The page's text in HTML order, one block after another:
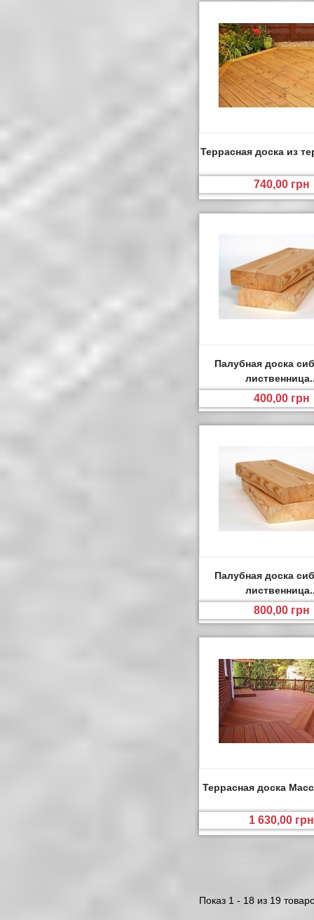
Террасная доска из
740,00 грн
Палубная доска
400,00 грн
Палубная доска
800,00 грн
Террасная доска
1 630,00 грн
Показ 1 - 18 из 19